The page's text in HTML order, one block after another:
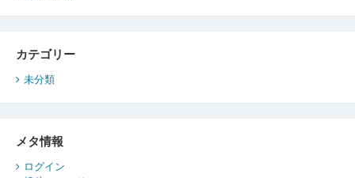
カテゴリー
未分類
メタ情報
ログイン